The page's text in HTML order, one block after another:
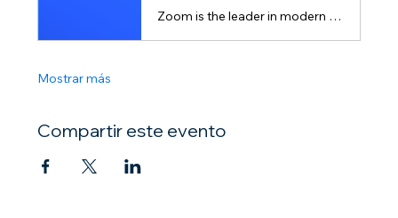
Zoom is the leader in modern enterprise cloud communications.
Mostrar más
Compartir este evento